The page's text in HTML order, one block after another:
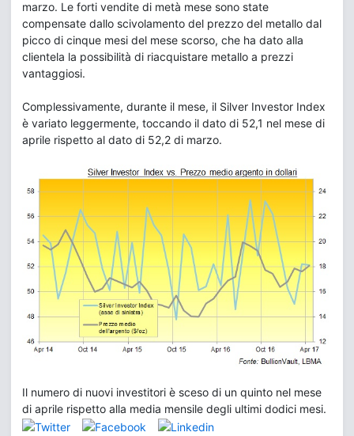
marzo. Le forti vendite di metà mese sono state
compensate dallo scivolamento del prezzo del metallo dal
picco di cinque mesi del mese scorso, che ha dato alla
clientela la possibilità di riacquistare metallo a prezzi
vantaggiosi.
Complessivamente, durante il mese, il Silver Investor Index
è variato leggermente, toccando il dato di 52,1 nel mese di
aprile rispetto al dato di 52,2 di marzo.
Il numero di nuovi investitori è sceso di un quinto nel mese
di aprile rispetto alla media mensile degli ultimi dodici mesi.